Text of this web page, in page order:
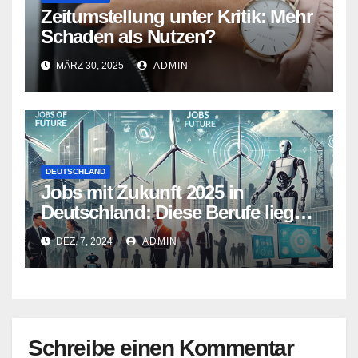
Zeitumstellung unter Kritik: Mehr
Schaden als Nutzen?
MÄRZ 30, 2025 ADMIN
DEUTSCHLAND
Jobs mit Zukunft 2025 in
Deutschland: Diese Berufe liegen
im Trend
DEZ. 7, 2024 ADMIN
Schreibe einen Kommentar